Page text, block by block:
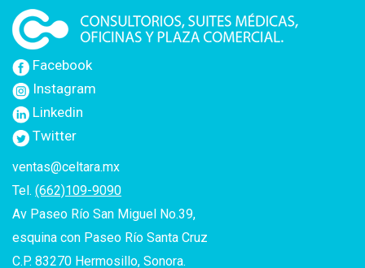
Facebook
Instagram
Linkedin
Twitter
ventas@celtara.mx
Tel. (662)109-9090
Av Paseo Río San Miguel No.39,
esquina con Paseo Río Santa Cruz
C.P. 83270 Hermosillo, Sonora.